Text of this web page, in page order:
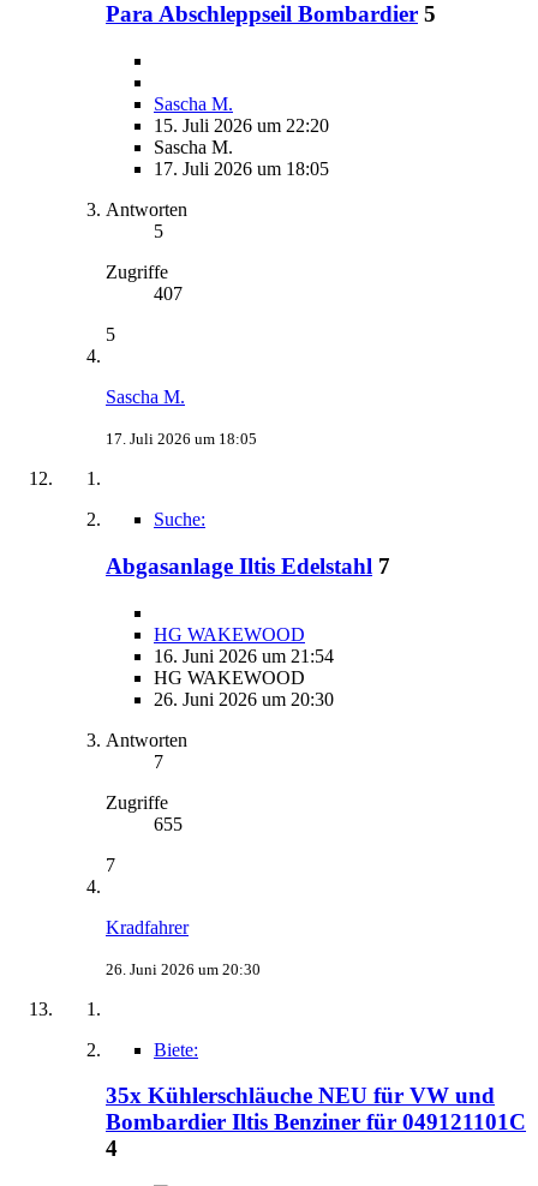
Para Abschleppseil Bombardier 5
Sascha M.
15. Juli 2026 um 22:20
Sascha M.
17. Juli 2026 um 18:05
Antworten
5
Zugriffe
407
5
Sascha M.
17. Juli 2026 um 18:05
Suche:
Abgasanlage Iltis Edelstahl 7
HG WAKEWOOD
16. Juni 2026 um 21:54
HG WAKEWOOD
26. Juni 2026 um 20:30
Antworten
7
Zugriffe
655
7
Kradfahrer
26. Juni 2026 um 20:30
Biete:
35x Kühlerschläuche NEU für VW und
Bombardier Iltis Benziner für 049121101C
4